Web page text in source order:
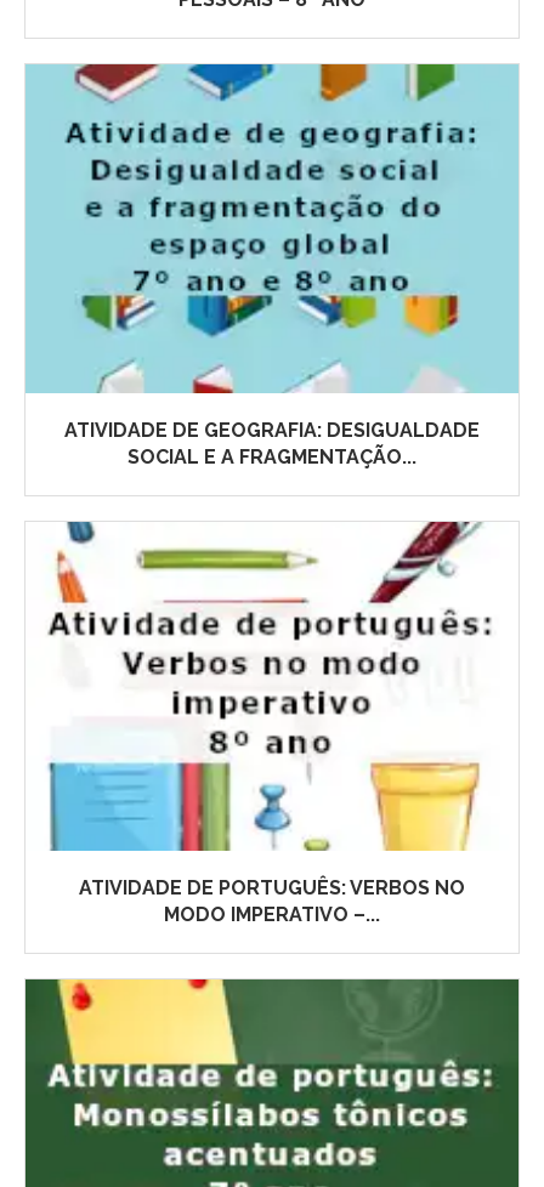
ATIVIDADE DE GEOGRAFIA: DESIGUALDADE
SOCIAL E A FRAGMENTAÇÃO...
ATIVIDADE DE PORTUGUÊS: VERBOS NO
MODO IMPERATIVO –...